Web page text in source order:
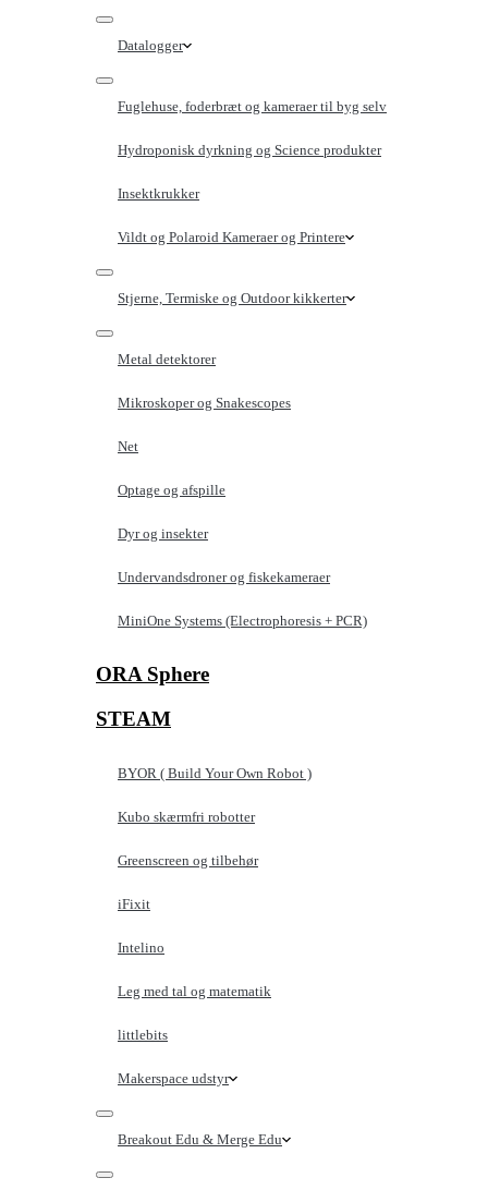
Datalogger
Fuglehuse, foderbræt og kameraer til byg selv
Hydroponisk dyrkning og Science produkter
Insektkrukker
Vildt og Polaroid Kameraer og Printere
Stjerne, Termiske og Outdoor kikkerter
Metal detektorer
Mikroskoper og Snakescopes
Net
Optage og afspille
Dyr og insekter
Undervandsdroner og fiskekameraer
MiniOne Systems (Electrophoresis + PCR)
ORA Sphere
STEAM
BYOR ( Build Your Own Robot )
Kubo skærmfri robotter
Greenscreen og tilbehør
iFixit
Intelino
Leg med tal og matematik
littlebits
Makerspace udstyr
Breakout Edu & Merge Edu